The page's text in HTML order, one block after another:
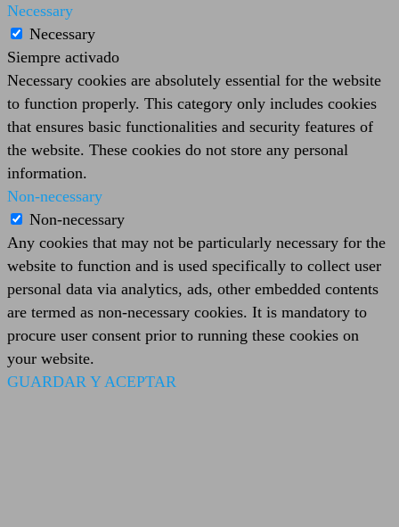
Necessary
Necessary
Siempre activado
Necessary cookies are absolutely essential for the website
to function properly. This category only includes cookies
that ensures basic functionalities and security features of
the website. These cookies do not store any personal
information.
Non-necessary
Non-necessary
Any cookies that may not be particularly necessary for the
website to function and is used specifically to collect user
personal data via analytics, ads, other embedded contents
are termed as non-necessary cookies. It is mandatory to
procure user consent prior to running these cookies on
your website.
GUARDAR Y ACEPTAR